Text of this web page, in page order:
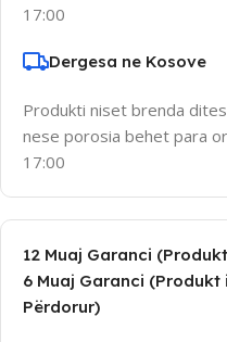
17:00
Dergesa ne Kosove
Produkti niset brenda dites
nese porosia behet para
17:00
12 Muaj Garanci
6 Muaj Garanci (Produkt i
Përdorur)